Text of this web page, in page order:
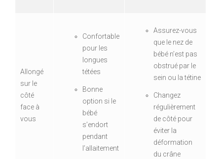
Allongé
sur le
côté
face à
vous
Confortable
pour les
longues
tétées
Bonne
option si le
bébé
s’endort
pendant
l’allaitement
Assurez-vous
que le nez de
bébé n’est pas
obstrué par le
sein ou la tétine
Changez
régulièrement
de côté pour
éviter la
déformation
du crâne